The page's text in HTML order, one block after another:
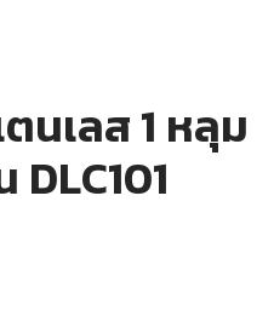
นเลส 1 หลุม
DLC101